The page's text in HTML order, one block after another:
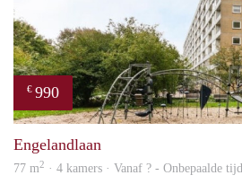
€ 990
Engelandlaan
77 m2 · 4 kamers · Vanaf ? - Onbepaalde tijd